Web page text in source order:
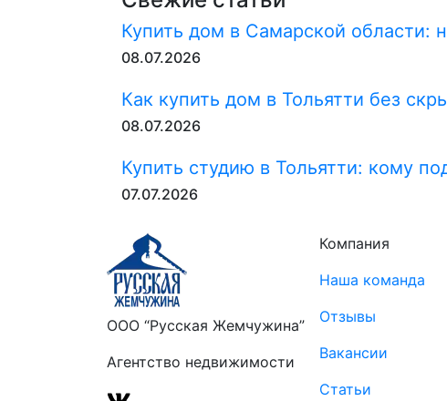
Купить дом в Самарской области:
08.07.2026
Как купить дом в Тольятти без
08.07.2026
Купить студию в Тольятти: кому
07.07.2026
ООО “Русская Жемчужина”
Агентство недвижимости
Компания
Наша команда
Отзывы
Вакансии
Статьи